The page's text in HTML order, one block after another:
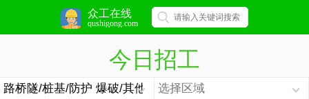
众工在线
qushigong.com
今日招工